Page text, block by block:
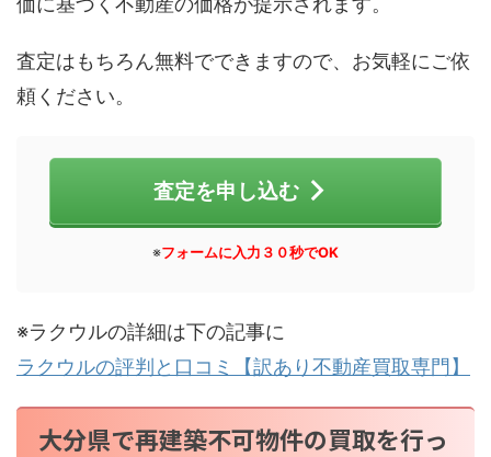
査定はもちろん無料でできますので、お気軽にご依
頼ください。
査定を申し込む
※フォームに入力３０秒でOK
※ラクウルの詳細は下の記事に
ラクウルの評判と口コミ【訳あり不動産買取専門】
大分県で再建築不可物件の買取を行っ